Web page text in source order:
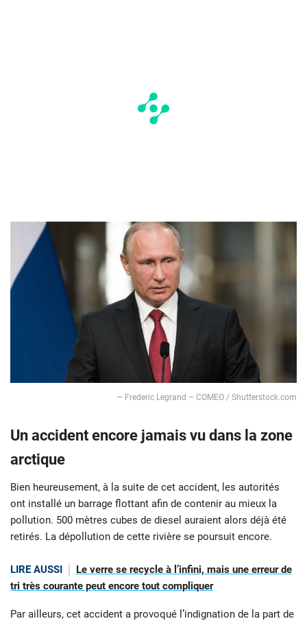
— Frederic Legrand – COMEO / Shutterstock.com
Un accident encore jamais vu dans la zone
arctique
Bien heureusement, à la suite de cet accident, les autorités
ont installé un barrage flottant afin de contenir au mieux la
pollution. 500 mètres cubes de diesel auraient alors déjà été
retirés. La dépollution de cette rivière se poursuit encore.
LIRE AUSSI
Le verre se recycle à l’infini, mais une erreur de
tri très courante peut encore tout compliquer
Par ailleurs, cet accident a provoqué l’indignation de la part de